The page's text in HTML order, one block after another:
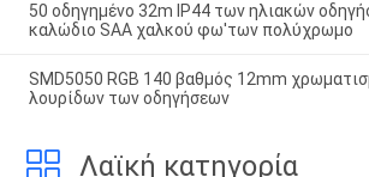
50 οδηγημένο 32m IP44 των ηλιακών
καλώδιο SAA χαλκού φω'των πολύχρωμο
SMD5050 RGB 140 βαθμός 12mm
λουρίδων των οδηγήσεων
Λαϊκή κατηγορία